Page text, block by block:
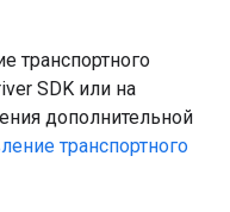
транспортного
SDK или на
дополнительной
транспортного